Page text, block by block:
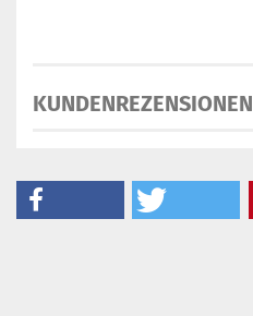
KUNDENREZENSIONEN